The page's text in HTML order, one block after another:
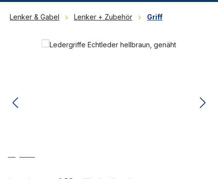
Lenker & Gabel Lenker + Zubehör Griff
Bildergalerie überspringen